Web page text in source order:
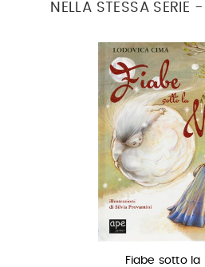
NELLA STESSA SERIE
Fiabe sotto la